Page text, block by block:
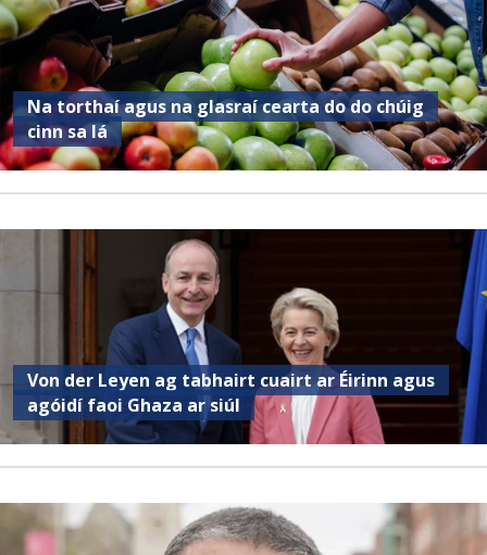
Na torthaí agus na glasraí cearta do do chúig
cinn sa lá
Von der Leyen ag tabhairt cuairt ar Éirinn agus
agóidí faoi Ghaza ar siúl